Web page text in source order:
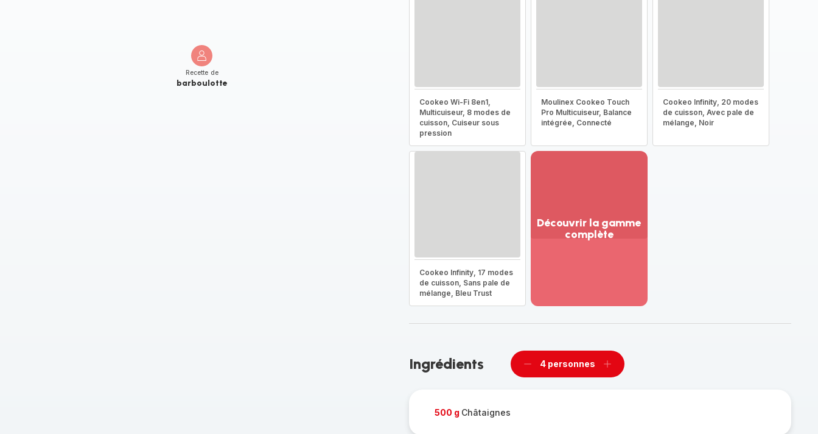
Recette de
barboulotte
Cookeo Wi-Fi 8en1,
Multicuiseur, 8 modes de
cuisson, Cuiseur sous
pression
Moulinex Cookeo Touch
Pro Multicuiseur, Balance
intégrée, Connecté
Cookeo Infinity, 20 modes
de cuisson, Avec pale de
mélange, Noir
Cookeo Infinity, 17 modes
de cuisson, Sans pale de
mélange, Bleu Trust
Découvrir la gamme
complète
gamme
Ingrédients
Supprimer
4 personnes
Ajouter
500 g Châtaignes